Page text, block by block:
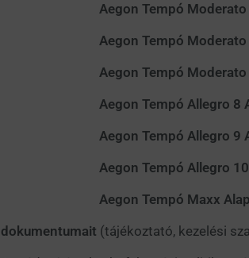
Aegon Tempó Moderato 5
Aegon Tempó Moderato 6
Aegon Tempó Moderato 7
Aegon Tempó Allegro 8
Aegon Tempó Allegro 9
Aegon Tempó Allegro 10
Aegon Tempó Maxx
dokumentumait (tájékoztató, kezelési